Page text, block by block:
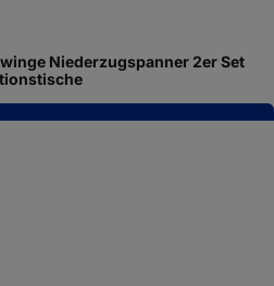
Niederzugspanner 2er Set